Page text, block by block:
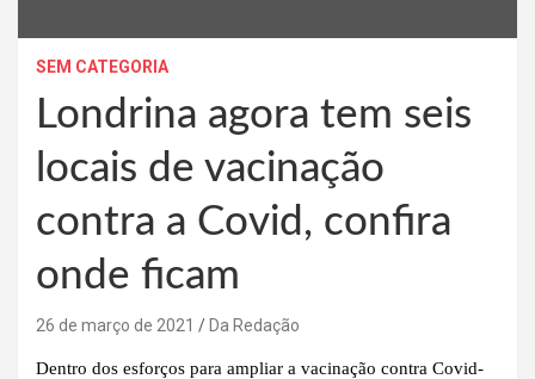
SEM CATEGORIA
Londrina agora tem seis
locais de vacinação
contra a Covid, confira
onde ficam
26 de março de 2021 Da Redação
Dentro dos esforços para ampliar a vacinação contra Covid-